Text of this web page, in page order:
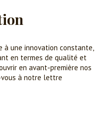
à une innovation constante,
en termes de qualité et
en avant-première nos
vous à notre lettre